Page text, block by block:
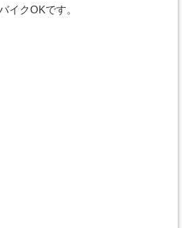
イクOKです。